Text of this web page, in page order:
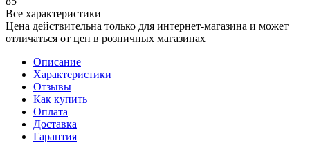
Все характеристики
Цена действительна только для интернет-магазина и может
отличаться от цен в розничных магазинах
Описание
Характеристики
Отзывы
Как купить
Оплата
Доставка
Гарантия